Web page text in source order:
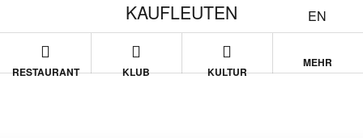
EN
KAUFLEUTEN
RESTAURANT KLUB KULTUR
MEHR